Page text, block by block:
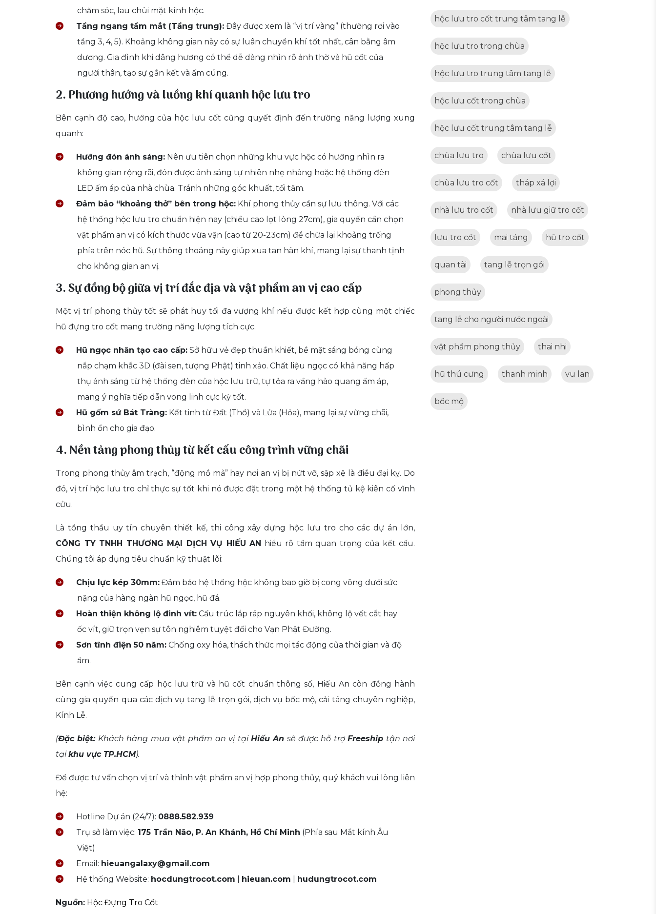
chăm sóc, lau chùi mặt kính hộc.
Tầng ngang tầm mắt (Tầng trung): Đây được xem là “vị trí vàng” (thường rơi vào
tầng 3, 4, 5). Khoảng không gian này có sự luân chuyển khí tốt nhất, cân bằng âm
dương. Gia đình khi dâng hương có thể dễ dàng nhìn rõ ảnh thờ và hũ cốt của
người thân, tạo sự gắn kết và ấm cúng.
2. Phương hướng và luồng khí quanh hộc lưu tro
Bên cạnh độ cao, hướng của hộc lưu cốt cũng quyết định đến trường năng lượng xung
quanh:
Hướng đón ánh sáng: Nên ưu tiên chọn những khu vực hộc có hướng nhìn ra
không gian rộng rãi, đón được ánh sáng tự nhiên nhẹ nhàng hoặc hệ thống đèn
LED ấm áp của nhà chùa. Tránh những góc khuất, tối tăm.
Đảm bảo “khoảng thở” bên trong hộc: Khí phong thủy cần sự lưu thông. Với các
hệ thống hộc lưu tro chuẩn hiện nay (chiều cao lọt lòng 27cm), gia quyến cần chọn
vật phẩm an vị có kích thước vừa vặn (cao từ 20-23cm) để chừa lại khoảng trống
phía trên nóc hũ. Sự thông thoáng này giúp xua tan hàn khí, mang lại sự thanh tịnh
cho không gian an vị.
3. Sự đồng bộ giữa vị trí đắc địa và vật phẩm an vị cao cấp
Một vị trí phong thủy tốt sẽ phát huy tối đa vượng khí nếu được kết hợp cùng một chiếc
hũ đựng tro cốt mang trường năng lượng tích cực.
Hũ ngọc nhân tạo cao cấp: Sở hữu vẻ đẹp thuần khiết, bề mặt sáng bóng cùng
nắp chạm khắc 3D (đài sen, tượng Phật) tinh xảo. Chất liệu ngọc có khả năng hấp
thụ ánh sáng từ hệ thống đèn của hộc lưu trữ, tự tỏa ra vầng hào quang ấm áp,
mang ý nghĩa tiếp dẫn vong linh cực kỳ tốt.
Hũ gốm sứ Bát Tràng: Kết tinh từ Đất (Thổ) và Lửa (Hỏa), mang lại sự vững chãi,
bình ổn cho gia đạo.
4. Nền tảng phong thủy từ kết cấu công trình vững chãi
Trong phong thủy âm trạch, “động mồ mả” hay nơi an vị bị nứt vỡ, sập xệ là điều đại kỵ. Do
đó, vị trí hộc lưu tro chỉ thực sự tốt khi nó được đặt trong một hệ thống tủ kệ kiên cố vĩnh
cửu.
Là tổng thầu uy tín chuyên thiết kế, thi công xây dựng hộc lưu tro cho các dự án lớn,
CÔNG TY TNHH THƯƠNG MẠI DỊCH VỤ HIẾU AN hiểu rõ tầm quan trọng của kết cấu.
Chúng tôi áp dụng tiêu chuẩn kỹ thuật lõi:
Chịu lực kép 30mm: Đảm bảo hệ thống hộc không bao giờ bị cong võng dưới sức
nặng của hàng ngàn hũ ngọc, hũ đá.
Hoàn thiện không lộ đinh vít: Cấu trúc lắp ráp nguyên khối, không lộ vết cắt hay
ốc vít, giữ trọn vẹn sự tôn nghiêm tuyệt đối cho Vạn Phật Đường.
Sơn tĩnh điện 50 năm: Chống oxy hóa, thách thức mọi tác động của thời gian và độ
ẩm.
Bên cạnh việc cung cấp hộc lưu trữ và hũ cốt chuẩn thông số, Hiếu An còn đồng hành
cùng gia quyến qua các dịch vụ tang lễ trọn gói, dịch vụ bốc mộ, cải táng chuyên nghiệp,
Kính Lễ.
(Đặc biệt:Khách hàng mua vật phẩm an vị tại Hiếu An sẽ được hỗ trợFreeship tận nơi
tạikhu vực TP.HCM).
Để được tư vấn chọn vị trí và thỉnh vật phẩm an vị hợp phong thủy, quý khách vui lòng liên
hệ:
Hotline Dự án (24/7): 0888.582.939
Trụ sở làm việc: 175 Trần Não, P. An Khánh, Hồ Chí Minh (Phía sau Mắt kính Âu
Việt)
Email: hieuangalaxy@gmail.com
Hệ thống Website: hocdungtrocot.com hieuan.com hudungtrocot.com
Nguồn: Hộc Đựng Tro Cốt
hộc lưu tro cốt trung tâm tang lễ
hộc lưu tro trong chùa
hộc lưu tro trung tâm tang lễ
hộc lưu cốt trong chùa
hộc lưu cốt trung tâm tang lễ
chùa lưu tro chùa lưu cốt
chùa lưu tro cốt tháp xá lợi
nhà lưu tro cốt nhà lưu giữ tro cốt
lưu tro cốt mai táng hũ tro cốt
quan tài tang lễ trọn gói
phong thủy
tang lễ cho người nước ngoài
vật phẩm phong thủy thai nhi
hũ thú cưng thanh minh vu lan
bốc mộ